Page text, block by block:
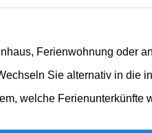
Ferienwohnung oder
Sie alternativ in die
welche Ferienunterkünfte